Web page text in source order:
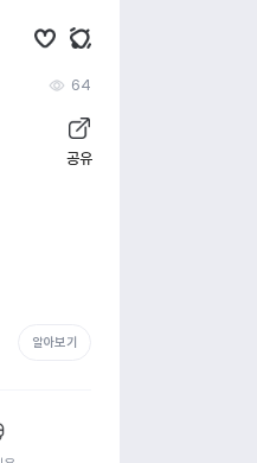
64
공유
알아보기